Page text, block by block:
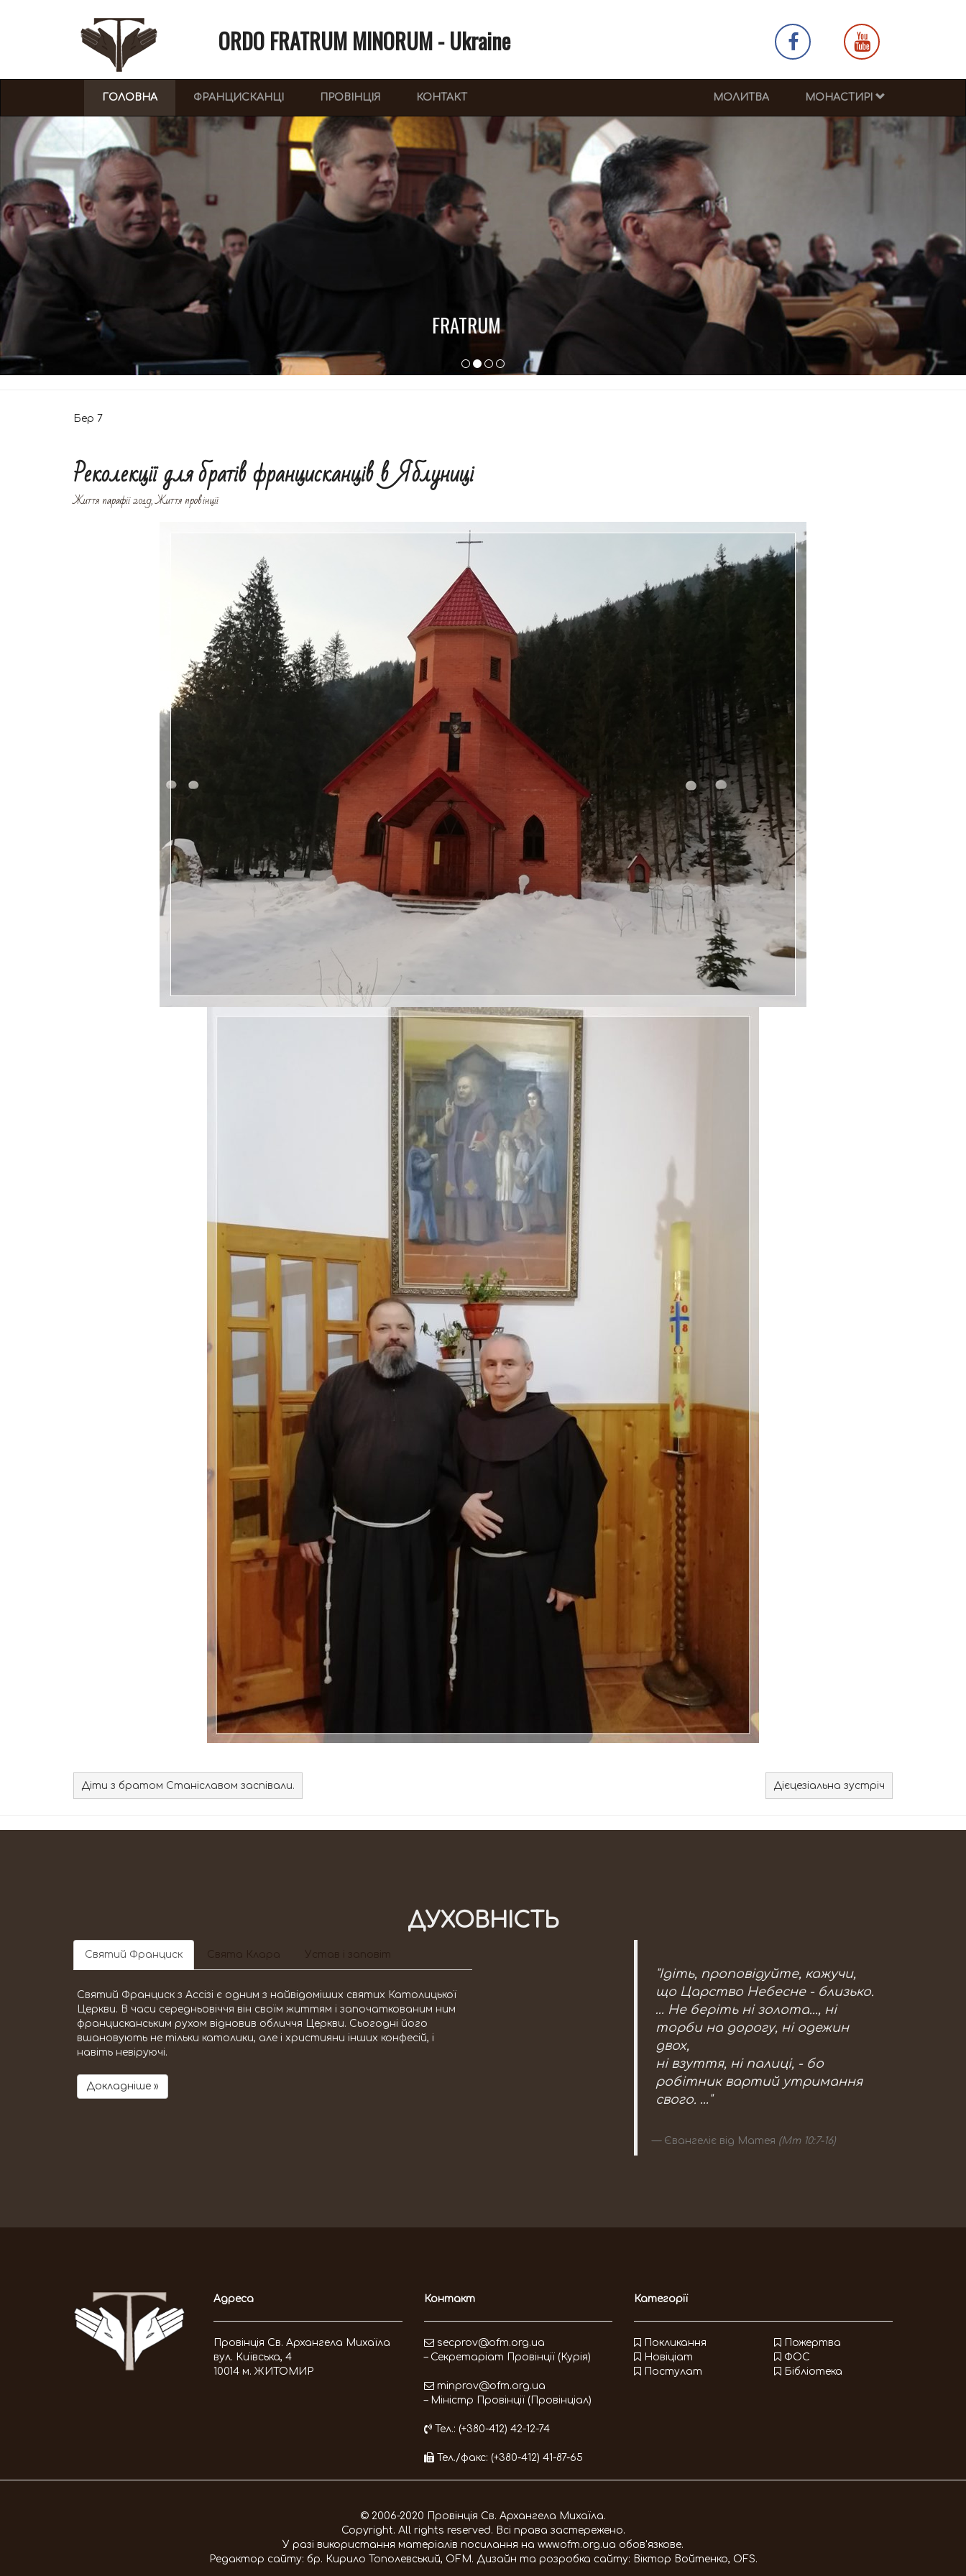
ORDO FRATRUM MINORUM - Ukraine
ГОЛОВНА(CURRENT)ФРАНЦИСКАНЦІ ПРОВІНЦІЯ КОНТАКТ МОНАСТИРІ
МОЛИТВА
FRATRUM
Бер 7
Реколекції для братів францисканців в Яблуниці
Життя парафії 2019,Життя провінції
Діти з братом Станіславом заспівали. Дієцезіальна зустріч
ДУХОВНІСТЬ
Святий Франциск Свята Клара Устав і заповіт
Святий Франциск з Ассізі є одним з найвідоміших святих Католицької
Церкви. В часи середньовіччя він своїм життям і започаткованим ним
францисканським рухом відновив обличчя Церкви. Сьогодні його
вшановують не тільки католики, але і християни інших конфесій, і
навіть невіруючі.
Докладніше »
"Ідіть, проповідуйте, кажучи,
що Царство Небесне - близько.
… Не беріть ні золота..., ні
торби на дорогу, ні одежин
двох,
ні взуття, ні палиці, - бо
робітник вартий утримання
свого. …"
Євангеліє від Матея (Мт 10:7-16)
Адреса
Провінція Св. Архангела Михаїла
вул. Київська, 4
10014 м. ЖИТОМИР
Контакт
secprov@ofm.org.ua
– Секретаріат Провінції (Курія)
minprov@ofm.org.ua
– Міністр Провінції (Провінціал)
Тел.: (+380-412) 42-12-74
Тел./факс: (+380-412) 41-87-65
Категорії
Покликання
Новіціат
Постулат
Пожертва
ФОС
Бібліотека
© 2006-2020 Провінція Св. Архангела Михаїла.
Copyright. All rights reserved. Всі права застережено.
У разі використання матеріалів посилання на www.ofm.org.ua обов'язкове.
Редактор сайту: бр. Кирило Тополевський, OFM. Дизайн та розробка сайту: Віктор Войтенко, OFS.